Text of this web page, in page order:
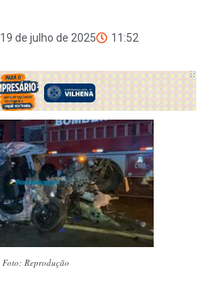
19 de julho de 2025 11:52
Foto: Reprodução